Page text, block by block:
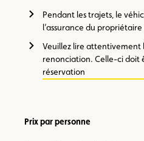
Pendant les trajets, le
l’assurance du
Veuillez lire attentivement
renonciation. Celle-ci doit
réservation
Prix par personne